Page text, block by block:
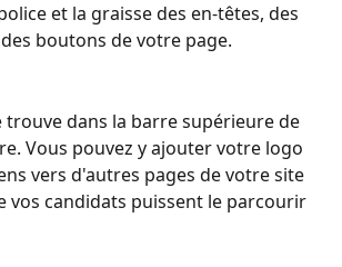
et la graisse des en-têtes, des
boutons de votre page.
trouve dans la barre supérieure de
Vous pouvez y ajouter votre logo
vers d'autres pages de votre site
vos candidats puissent le parcourir